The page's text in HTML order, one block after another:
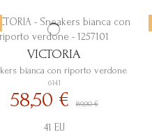
bianca con riporto verdone
VICTORIA
6141
58,50 €89,90 €
41 EU